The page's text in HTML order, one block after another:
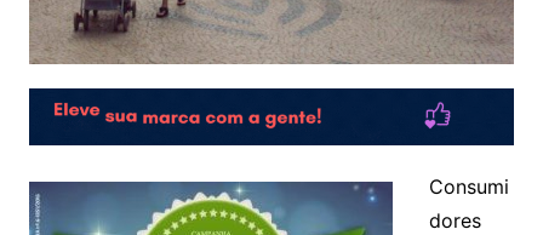
Consumi
dores